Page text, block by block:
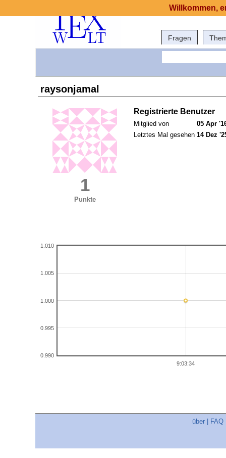
Fragen
raysonjamal
1
Punkte
Registrierte Benutzer
Mitglied von
05 Apr
Letztes Mal gesehen 14 Dez
9:03:34
0.990
0.995
1.000
1.005
1.010
über FAQ
Willkommen,